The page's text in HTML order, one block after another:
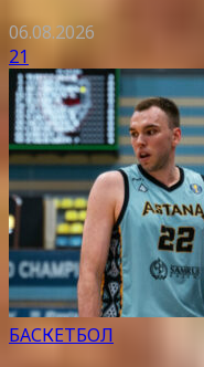
06.08.2026
21
БАСКЕТБОЛ